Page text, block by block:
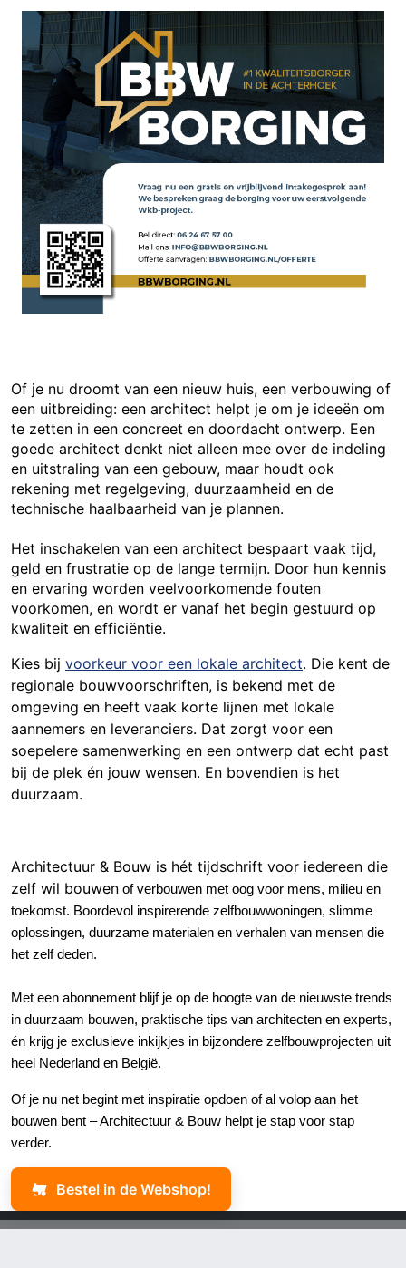
Of je nu droomt van een nieuw huis, een verbouwing of
een uitbreiding: een architect helpt je om je ideeën om
te zetten in een concreet en doordacht ontwerp. Een
goede architect denkt niet alleen mee over de indeling
en uitstraling van een gebouw, maar houdt ook
rekening met regelgeving, duurzaamheid en de
technische haalbaarheid van je plannen.
Het inschakelen van een architect bespaart vaak tijd,
geld en frustratie op de lange termijn. Door hun kennis
en ervaring worden veelvoorkomende fouten
voorkomen, en wordt er vanaf het begin gestuurd op
kwaliteit en efficiëntie.
Kies bij voorkeur voor een lokale architect. Die kent de
regionale bouwvoorschriften, is bekend met de
omgeving en heeft vaak korte lijnen met lokale
aannemers en leveranciers. Dat zorgt voor een
soepelere samenwerking en een ontwerp dat echt past
bij de plek én jouw wensen. En bovendien is het
duurzaam.
Architectuur & Bouw is hét tijdschrift voor iedereen die
zelf wil bouwen of verbouwen met oog voor mens, milieu en
toekomst. Boordevol inspirerende zelfbouwwoningen, slimme
oplossingen, duurzame materialen en verhalen van mensen die
het zelf deden.
Met een abonnement blijf je op de hoogte van de nieuwste trends
in duurzaam bouwen, praktische tips van architecten en experts,
én krijg je exclusieve inkijkjes in bijzondere zelfbouwprojecten uit
heel Nederland en België.
Of je nu net begint met inspiratie opdoen of al volop aan het
bouwen bent – Architectuur & Bouw helpt je stap voor stap
verder.
Bestel in de Webshop!